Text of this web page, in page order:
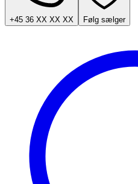
+45 36 XX XX XX Følg sælger